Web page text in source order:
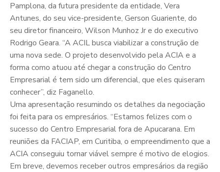
Pamplona, da futura presidente da entidade, Vera
Antunes, do seu vice-presidente, Gerson Guariente, do
seu diretor financeiro, Wilson Munhoz Jr e do executivo
Rodrigo Geara. “A ACIL busca viabilizar a construção de
uma nova sede. O projeto desenvolvido pela ACIA e a
forma como atuou até chegar a construção do Centro
Empresarial é tem sido um diferencial, que eles quiseram
conhecer”, diz Faganello.
Uma apresentação resumindo os detalhes da negociação
foi feita para os empresários. “Estamos felizes com o
sucesso do Centro Empresarial fora de Apucarana. Em
reuniões da FACIAP, em Curitiba, o empreendimento que a
ACIA conseguiu tornar viável sempre é motivo de elogios.
Em breve, devemos receber outros empresários da região